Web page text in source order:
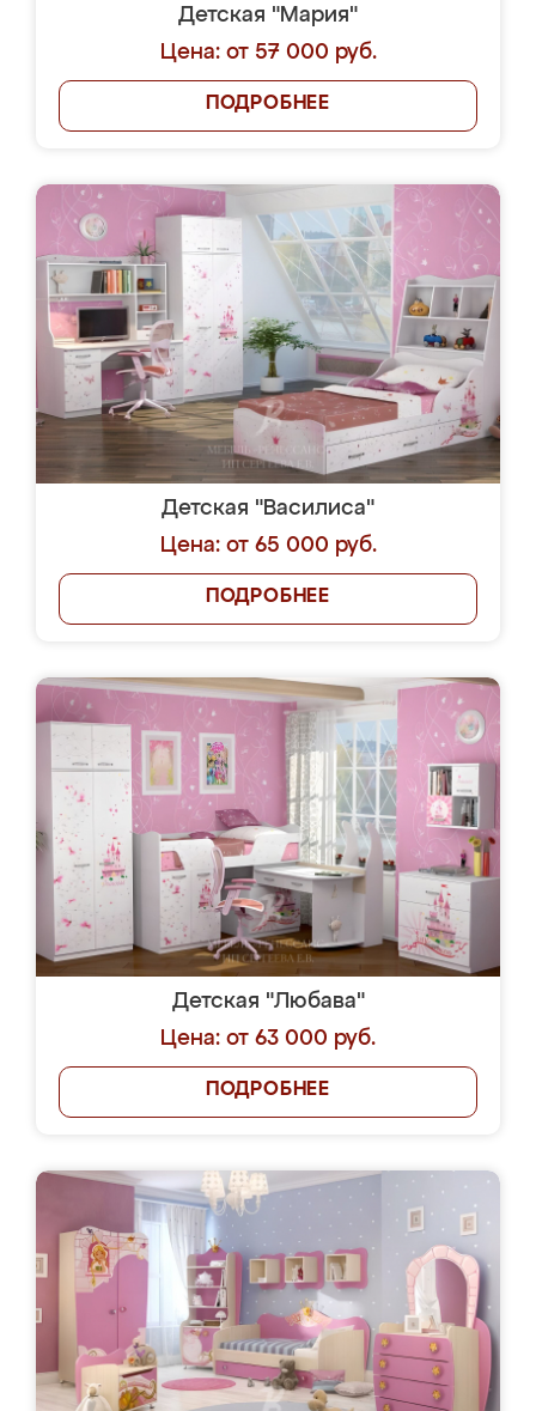
Детская "Мария"
Цена: от 57 000 руб.
ПОДРОБНЕЕ
Детская "Василиса"
Цена: от 65 000 руб.
ПОДРОБНЕЕ
Детская "Любава"
Цена: от 63 000 руб.
ПОДРОБНЕЕ